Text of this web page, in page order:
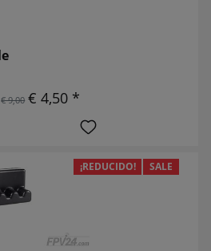
€ 9,00 € 4,50 *
¡REDUCIDO! SALE